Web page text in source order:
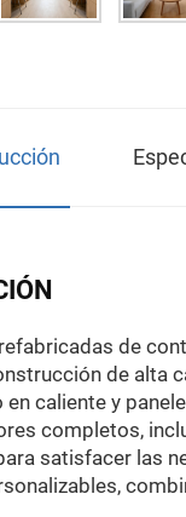
de
de alta
en caliente y
completos,
satisfacer las